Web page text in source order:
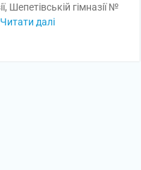
Шепетівській гімназії №
Читати далі